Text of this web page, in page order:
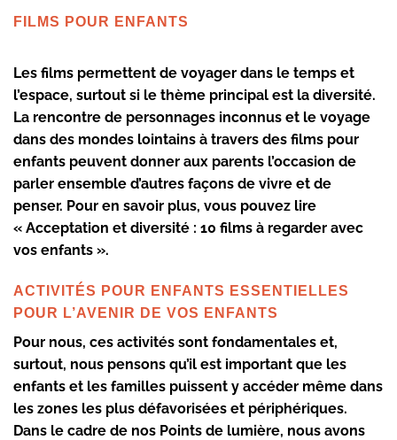
FILMS POUR ENFANTS
Les films permettent de voyager dans le temps et
l’espace, surtout si le thème principal est la diversité.
La rencontre de personnages inconnus et le voyage
dans des mondes lointains à travers des films pour
enfants peuvent donner aux parents l’occasion de
parler ensemble d’autres façons de vivre et de
penser. Pour en savoir plus, vous pouvez lire
« Acceptation et diversité : 10 films à regarder avec
vos enfants ».
ACTIVITÉS POUR ENFANTS ESSENTIELLES
POUR L’AVENIR DE VOS ENFANTS
Pour nous, ces activités sont fondamentales et,
surtout, nous pensons qu’il est important que les
enfants et les familles puissent y accéder même dans
les zones les plus défavorisées et périphériques.
Dans le cadre de nos Points de lumière, nous avons